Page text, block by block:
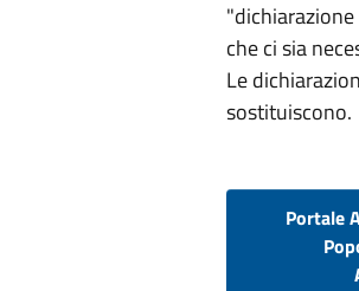
che ci sia
Le
sostituiscono.
Portale